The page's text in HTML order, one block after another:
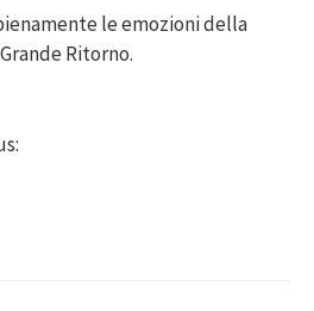
le emozioni della
Ritorno.